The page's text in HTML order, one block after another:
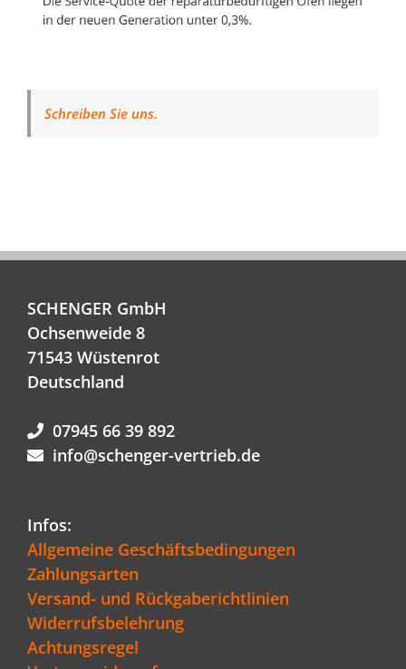
Schreiben Sie uns.
SCHENGER GmbH
Ochsenweide 8
71543 Wüstenrot
Deutschland
07945 66 39 892
info@schenger-vertrieb.de
Infos:
Allgemeine Geschäftsbedingungen
Zahlungsarten
Versand- und Rückgaberichtlinien
Widerrufsbelehrung
Achtungsregel